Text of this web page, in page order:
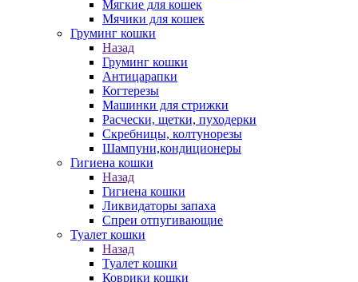
Мягкие для кошек
Мячики для кошек
Груминг кошки
Назад
Груминг кошки
Антицарапки
Когтерезы
Машинки для стрижки
Расчески, щетки, пуходерки
Скребницы, колтунорезы
Шампуни,кондиционеры
Гигиена кошки
Назад
Гигиена кошки
Ликвидаторы запаха
Спреи отпугивающие
Туалет кошки
Назад
Туалет кошки
Коврики кошки